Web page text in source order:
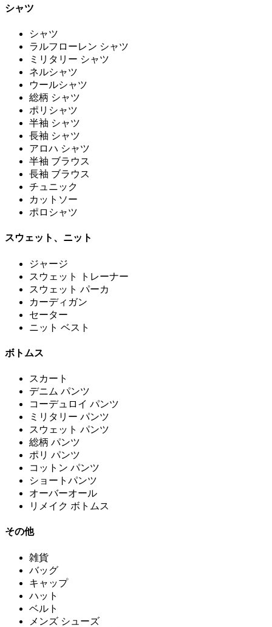
シャツ
シャツ
ラルフローレン シャツ
ミリタリー シャツ
ネルシャツ
ウールシャツ
総柄 シャツ
ポリシャツ
半袖 シャツ
長袖 シャツ
アロハ シャツ
半袖 ブラウス
長袖 ブラウス
チュニック
カットソー
ポロシャツ
スウェット、ニット
ジャージ
スウェット トレーナー
スウェット パーカ
カーディガン
セーター
ニット ベスト
ボトムス
スカート
デニム パンツ
コーデュロイ パンツ
ミリタリー パンツ
スウェット パンツ
総柄 パンツ
ポリ パンツ
コットン パンツ
ショートパンツ
オーバーオール
リメイク ボトムス
その他
雑貨
バッグ
キャップ
ハット
ベルト
メンズ シューズ